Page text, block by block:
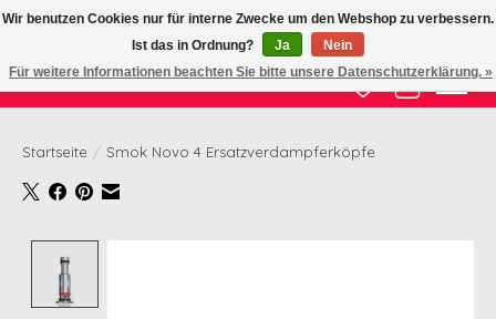
Zertifizierte Qualität zu fairem Preis
Wunschzettel
Ihr
Startseite / Smok Novo 4 Ersatzverdampferköpfe
Wir benutzen Cookies nur für interne Zwecke um den Webshop zu verbessern.
Ist das in Ordnung?
Ja
Nein
Für weitere Informationen beachten Sie bitte unsere Datenschutzerklärung. »